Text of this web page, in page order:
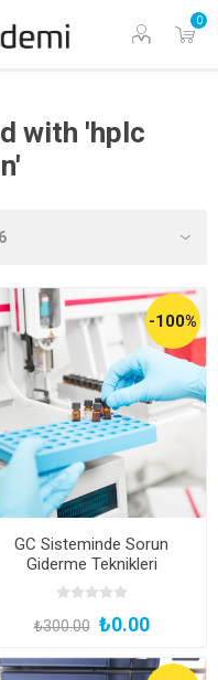
0
with 'hplc
-100%
GC Sisteminde Sorun
Giderme Teknikleri
₺300.00 ₺0.00